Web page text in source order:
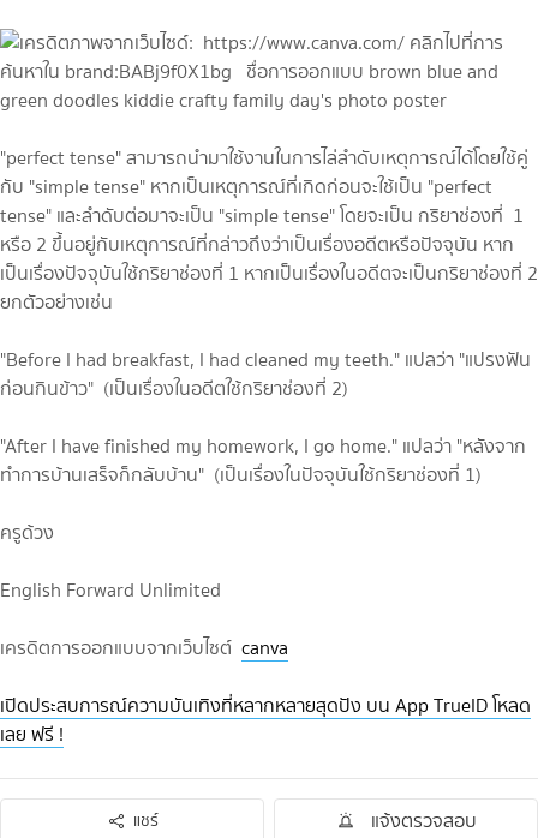
"perfect tense" สามารถนำมาใช้งานในการไล่ลำดับเหตุการณ์ได้โดยใช้คู่
กับ "simple tense" หากเป็นเหตุการณ์ที่เกิดก่อนจะใช้เป็น "perfect
tense" และลำดับต่อมาจะเป็น "simple tense" โดยจะเป็น กริยาช่องที่ 1
หรือ 2 ขึ้นอยู่กับเหตุการณ์ที่กล่าวถึงว่าเป็นเรื่องอดีตหรือปัจจุบัน หาก
เป็นเรื่องปัจจุบันใช้กริยาช่องที่ 1 หากเป็นเรื่องในอดีตจะเป็นกริยาช่องที่ 2
ยกตัวอย่างเช่น
"Before I had breakfast, I had cleaned my teeth." แปลว่า "แปรงฟัน
ก่อนกินข้าว" (เป็นเรื่องในอดีตใช้กริยาช่องที่ 2)
"After I have finished my homework, I go home." แปลว่า "หลังจาก
ทำการบ้านเสร็จก็กลับบ้าน" (เป็นเรื่องในปัจจุบันใช้กริยาช่องที่ 1)
ครูด้วง
English Forward Unlimited
เครดิตการออกแบบจากเว็บไซต์ canva
เปิดประสบการณ์ความบันเทิงที่หลากหลายสุดปัง บน App TrueID โหลด
เลย ฟรี !
แชร์ แจ้งตรวจสอบ